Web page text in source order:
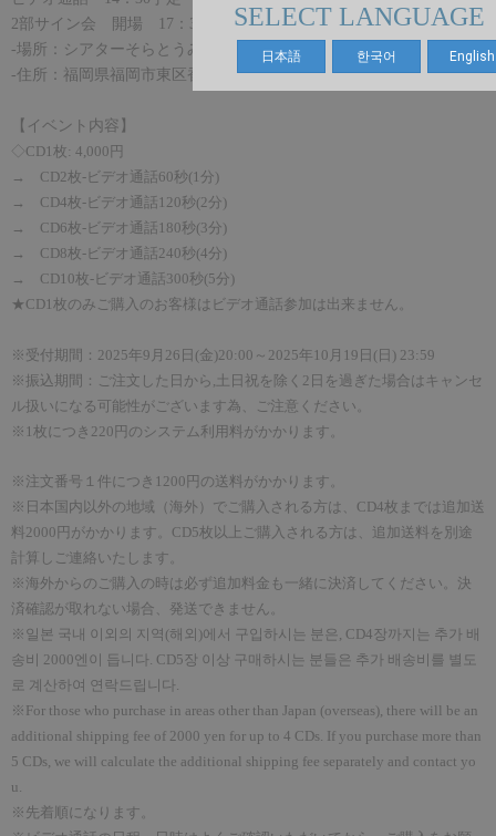
SELECT LANGUAGE
日本語 한국어 English
2部サイン会 開場 17 ： 30/ 開始18：00 予定
-場所：シアターそらとうみ
-住所：福岡県福岡市東区香椎照葉6-6-6
【イベント内容】
CD1 枚: 4,000円
→ CD2枚- ビデオ通話60秒(1 分 )
→ CD4枚- ビデオ通話 120秒(2分 )
→ CD6枚- ビデオ通話 180秒(3分 )
→ CD8枚- ビデオ通話240秒(4分 )
→ CD10枚- ビデオ通話300秒(5分 )
★ CD1 枚のみご購入のお客様はビデオ通話参加は出来ません。
※受付期間： 2025年9 月 26 日 (金 )20:00 ～ 2025年10 月19 日 ( 日 ) 23:59
※振込期間：ご注文した日から
土日祝を除く 2 日を過ぎた場合はキャンセ
ル扱いになる可能性がございます為、ご注意ください。
※ 1 枚につき 220円のシステム利用料がかかります。
※注文番 号 １件につき 1200円の送料がかかります。
※日本国内 以外の地域（海外）でご購入される方は、CD4枚までは追加送
料2000円がかかります。 CD5枚以上ご購入される方は、追加送料を別途
計算しご連絡いたします。
※海外からのご購入の時は必ず追加料金も一 緒 に決 済 してください。 決
済確認 が取れない場合、 発送 できません。
※ 일본 국내 이외의 지역(해외)에서 구입하시는 분은, CD4장까지는 추가 배
송비 2000엔이 듭니다. CD5장 이상 구매하시는 분들은 추가 배송비를 별도
로 계산하여 연락드립니다.
※ For those who purchase in areas other than Japan (overseas), there will be an
additional shipping fee of 2000 yen for up to 4 CDs. If you purchase more than
5 CDs, we will calculate the additional shipping fee separately and contact yo
u.
※先着順になります。